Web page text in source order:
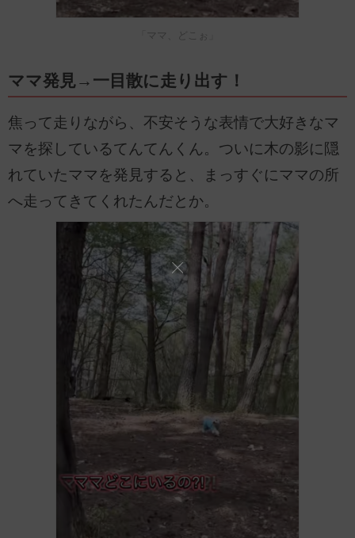
「ママ、どこぉ」
ママ発見→一目散に走り出す！
焦って走りながら、不安そうな表情で大好きなマ
マを探しているてんてんくん。ついに木の影に隠
れていたママを発見すると、まっすぐにママの所
へ走ってきてくれたんだとか。